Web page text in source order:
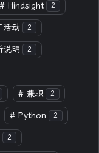
# Hindsight 2
活动 2
说明 2
# 兼职 2
# Python 2
2